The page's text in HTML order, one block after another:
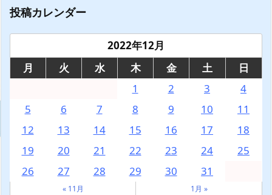
投稿カレンダー
2022年12月
月
火 水 木 金 土
日
1
2 3
4
5
6 7 8 9 10
11
12
13 14 15 16 17
18
19
20 21 22 23 24
25
26
27 28 29 30 31
« 11月 1月 »